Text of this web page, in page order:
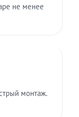
не менее
монтаж.